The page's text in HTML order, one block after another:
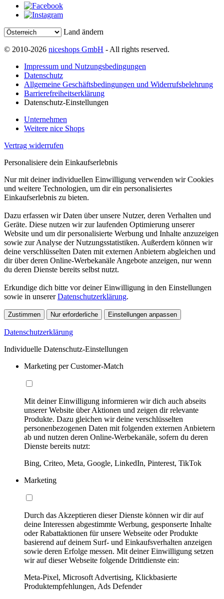
Land ändern
© 2010-2026 niceshops GmbH - All rights reserved.
Impressum und Nutzungsbedingungen
Datenschutz
Allgemeine Geschäftsbedingungen und Widerrufsbelehrung
Barrierefreiheitserklärung
Datenschutz-Einstellungen
Unternehmen
Weitere nice Shops
Vertrag widerrufen
Personalisiere dein Einkaufserlebnis
Nur mit deiner individuellen Einwilligung verwenden wir Cookies
und weitere Technologien, um dir ein personalisiertes
Einkaufserlebnis zu bieten.
Dazu erfassen wir Daten über unsere Nutzer, deren Verhalten und
Geräte. Diese nutzen wir zur laufenden Optimierung unserer
Website und um dir personalisierte Werbung und Inhalte anzuzeigen
sowie zur Analyse der Nutzungsstatistiken. Außerdem können wir
deine verschlüsselten Daten mit externen Anbietern abgleichen und
dir über deren Online-Werbekanäle Angebote anzeigen, nur wenn
du deren Dienste bereits selbst nutzt.
Erkundige dich bitte vor deiner Einwilligung in den Einstellungen
sowie in unsererDatenschutzerklärung.
Zustimmen Nur erforderliche Einstellungen anpassen
Datenschutzerklärung
Individuelle Datenschutz-Einstellungen
Marketing per Customer-Match
Mit deiner Einwilligung informieren wir dich auch abseits
unserer Website über Aktionen und zeigen dir relevante
Produkte. Dazu gleichen wir deine verschlüsselten
personenbezogenen Daten mit folgenden externen Anbietern
ab und nutzen deren Online-Werbekanäle, sofern du deren
Dienste bereits nutzt:
Bing, Criteo, Meta, Google, LinkedIn, Pinterest, TikTok
Marketing
Durch das Akzeptieren dieser Dienste können wir dir auf
deine Interessen abgestimmte Werbung, gesponserte Inhalte
oder Rabattaktionen für unsere Webseite oder Produkte
basierend auf deinem Surf- und Einkaufsverhalten anzeigen
sowie deren Erfolge messen. Mit deiner Einwilligung setzen
wir auf dieser Webseite folgende Drittdienste ein:
Meta-Pixel, Microsoft Advertising, Klickbasierte
Produktempfehlungen, Ads Defender